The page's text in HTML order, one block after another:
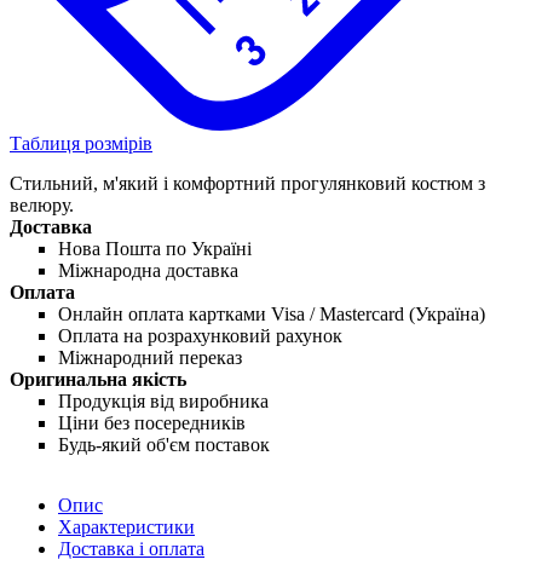
Таблиця розмірів
Стильний, м'який і комфортний прогулянковий костюм з
велюру.
Доставка
Нова Пошта по Україні
Міжнародна доставка
Оплата
Онлайн оплата картками Visa / Mastercard (Україна)
Оплата на розрахунковий рахунок
Міжнародний переказ
Оригинальна якість
Продукція від виробника
Ціни без посередників
Будь-який об'єм поставок
Опис
Характеристики
Доставка і оплата